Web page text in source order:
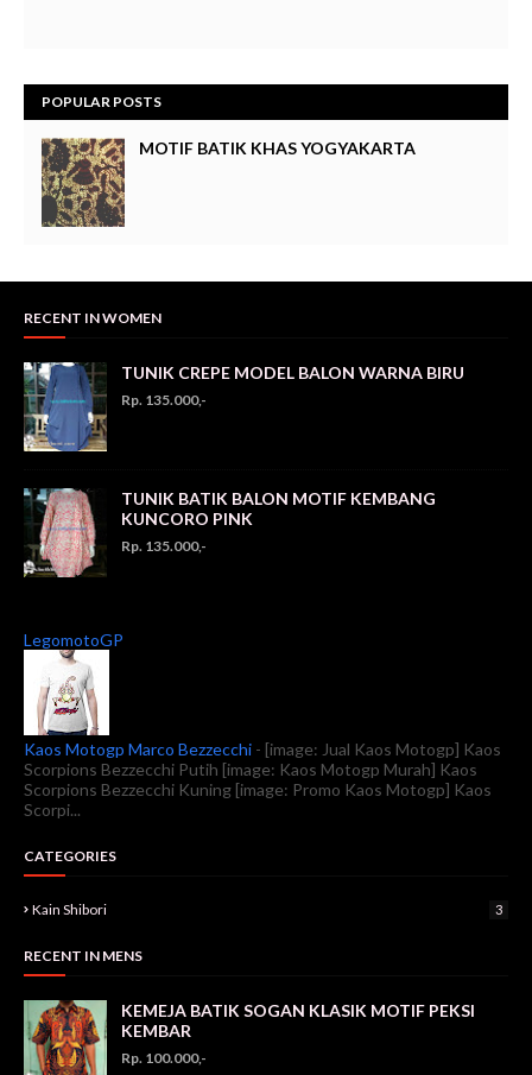
POPULAR POSTS
MOTIF BATIK KHAS YOGYAKARTA
RECENT IN WOMEN
TUNIK CREPE MODEL BALON WARNA BIRU
Rp. 135.000,-
TUNIK BATIK BALON MOTIF KEMBANG
KUNCORO PINK
Rp. 135.000,-
LegomotoGP
Kaos Motogp Marco Bezzecchi - [image: Jual Kaos Motogp] Kaos
Scorpions Bezzecchi Putih [image: Kaos Motogp Murah] Kaos
Scorpions Bezzecchi Kuning [image: Promo Kaos Motogp] Kaos
Scorpi...
CATEGORIES
Kain Shibori 3
RECENT IN MENS
KEMEJA BATIK SOGAN KLASIK MOTIF PEKSI
KEMBAR
Rp. 100.000,-